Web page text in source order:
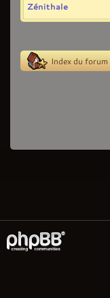
Zénithale
Index du forum